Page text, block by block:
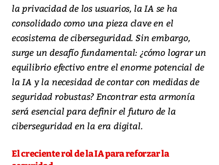
la privacidad de los usuarios, la IA se ha
consolidado como una pieza clave en el
ecosistema de ciberseguridad. Sin embargo,
surge un desafío fundamental: ¿cómo lograr un
equilibrio efectivo entre el enorme potencial de
la IA y la necesidad de contar con medidas de
seguridad robustas? Encontrar esta armonía
será esencial para definir el futuro de la
ciberseguridad en la era digital.
El creciente rol de la IA para reforzar la